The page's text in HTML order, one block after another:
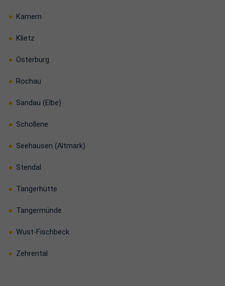
Kamern
Klietz
Osterburg
Rochau
Sandau (Elbe)
Schollene
Seehausen (Altmark)
Stendal
Tangerhütte
Tangermünde
Wust-Fischbeck
Zehrental